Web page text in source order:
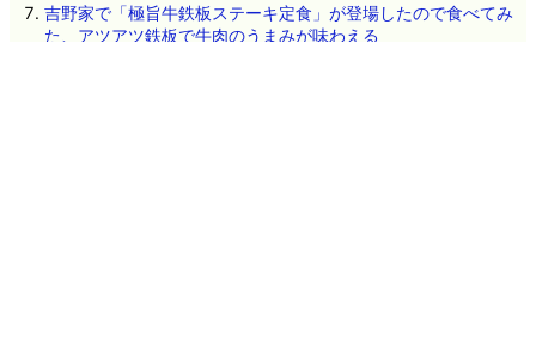
吉野家で「極旨牛鉄板ステーキ定食」が登場したので食べてみ
た、アツアツ鉄板で牛肉のうまみが味わえる